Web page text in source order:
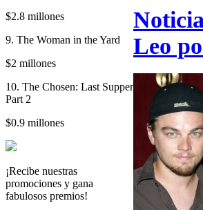
$2.8 millones
9. The Woman in the Yard
$2 millones
10. The Chosen: Last Supper
Part 2
$0.9 millones
¡Recibe nuestras
promociones y gana
fabulosos premios!
Leo